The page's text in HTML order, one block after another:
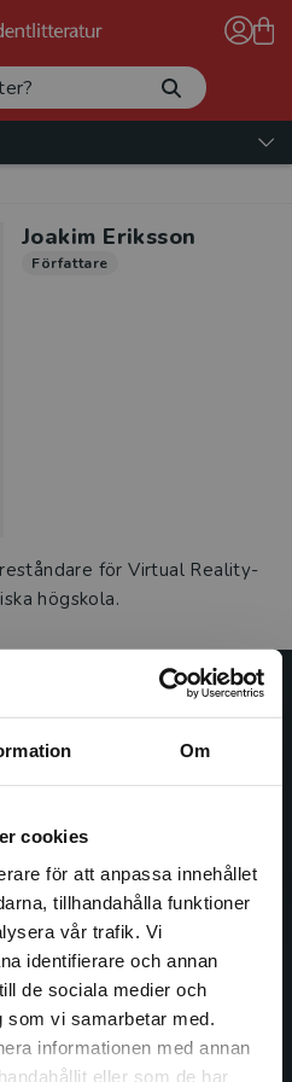
Om
cookies
för att anpassa innehållet
tillhandahålla funktioner
vår trafik. Vi
identifierare och annan
de sociala medier och
som vi samarbetar med.
informationen med annan
eller som de har
Joakim Eriksson
Författare
för Virtual Reality-
högskola.
1963 och är idag Sveriges
digitala
finns Studentlitteratur med